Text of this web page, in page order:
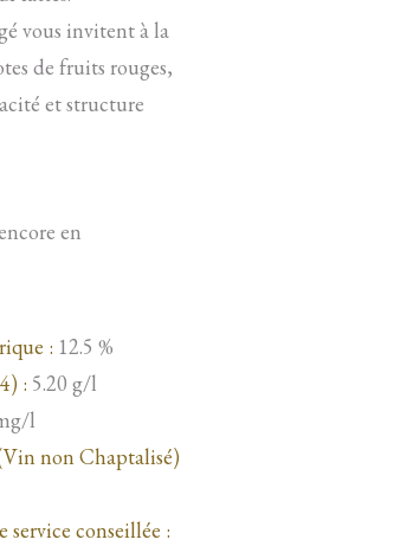
vous invitent à la
de fruits rouges,
et structure
en
: 12.5 %
: 5.20 g/l
l
non Chaptalisé)
service conseillée :